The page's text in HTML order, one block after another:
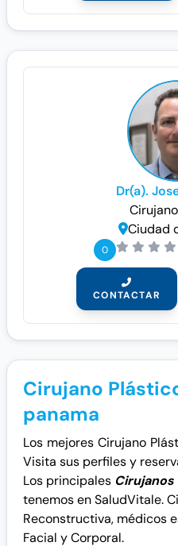
Dr(a).
Ciudad
0
CONTACTAR
Cirujano
panama
Los mejores Cirujano
Visita sus perfiles y
Los principales Cirujanos
tenemos en SaludVitale.
Reconstructiva, médicos
Facial y Corporal.